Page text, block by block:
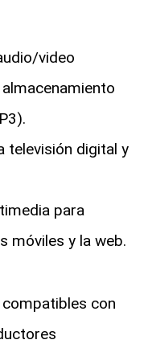
video
televisión digital y
para
móviles y la web.
con